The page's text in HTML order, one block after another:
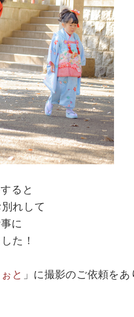
ると
れして
に
た！
と 」に撮影のご依頼を